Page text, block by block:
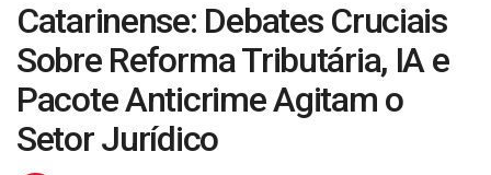
Catarinense: Debates Cruciais
Sobre Reforma Tributária, IA e
Pacote Anticrime Agitam o
Setor Jurídico